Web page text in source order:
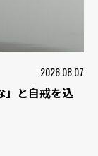
2026.08.07
」と自戒を込